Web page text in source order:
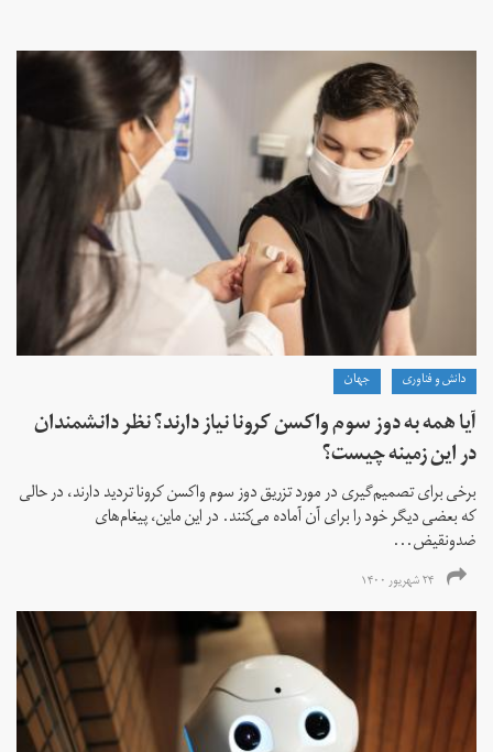
دانش و فناوری جهان
آیا همه به دوز سوم واکسن کرونا نیاز دارند؟ نظر دانشمندان
در این زمینه چیست؟
برخی برای تصمیم‌گیری در مورد تزریق دوز سوم واکسن کرونا تردید دارند، در حالی
که بعضی دیگر خود را برای آن آماده می‌کنند. در این ماین، پیغام‌های
ضدونقیض...
۲۴ شهریور ۱۴۰۰